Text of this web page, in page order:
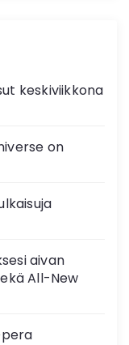
keskiviikkona
on
aivan
All-New